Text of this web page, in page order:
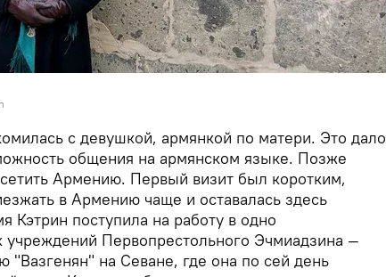
с девушкой, армянкой по матери. Это дало
общения на армянском языке. Позже
Армению. Первый визит был коротким,
в Армению чаще и оставалась здесь
Кэтрин поступила на работу в одно
учреждений Первопрестольного Эчмиадзина —
"Вазгенян" на Севане, где она по сей день